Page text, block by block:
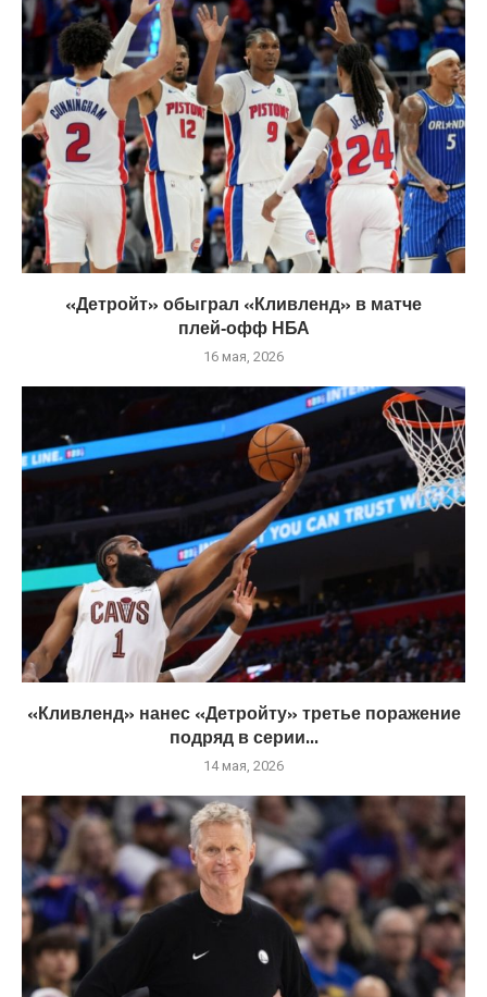
«Детройт» обыграл «Кливленд» в матче
плей‑офф НБА
16 мая, 2026
«Кливленд» нанес «Детройту» третье поражение
подряд в серии...
14 мая, 2026